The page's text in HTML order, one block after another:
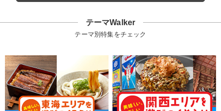
テーマWalker
テーマ別特集をチェック